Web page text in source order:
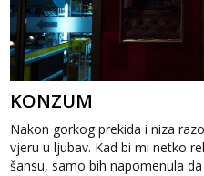
KONZUM
Nakon gorkog prekida i niza
vjeru u ljubav. Kad bi mi netko
šansu, samo bih napomenula